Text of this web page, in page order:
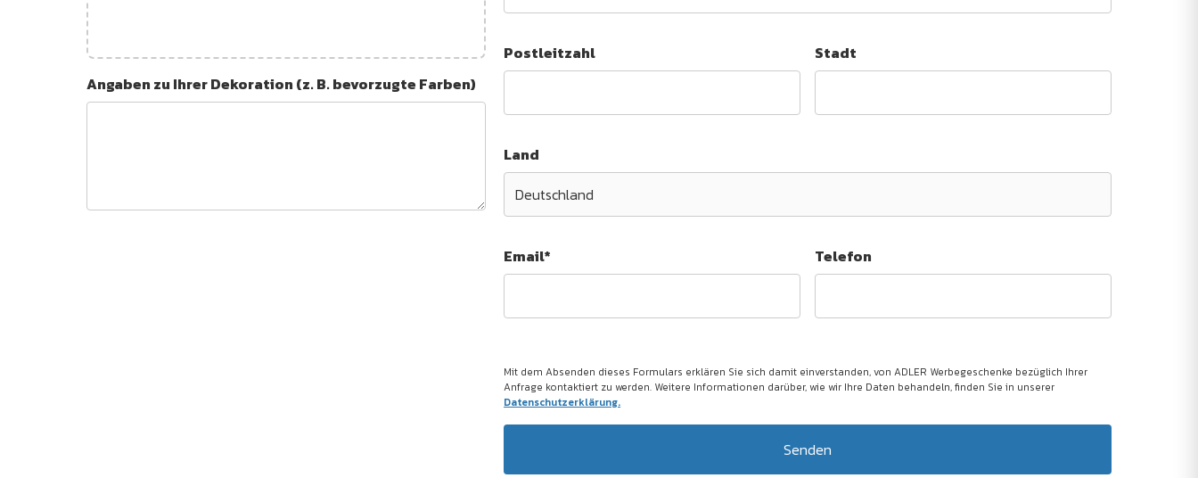
Postleitzahl Stadt
Land
Email* Telefon
Angaben zu Ihrer Dekoration (z. B. bevorzugte Farben)
Mit dem Absenden dieses Formulars erklären Sie sich damit einverstanden, von ADLER Werbegeschenke bezüglich Ihrer
Anfrage kontaktiert zu werden. Weitere Informationen darüber, wie wir Ihre Daten behandeln, finden Sie in unserer
Datenschutzerklärung.
Senden